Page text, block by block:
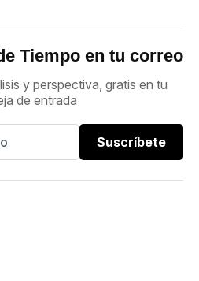
Tiempo en tu correo
y perspectiva, gratis en tu
de entrada
Suscríbete